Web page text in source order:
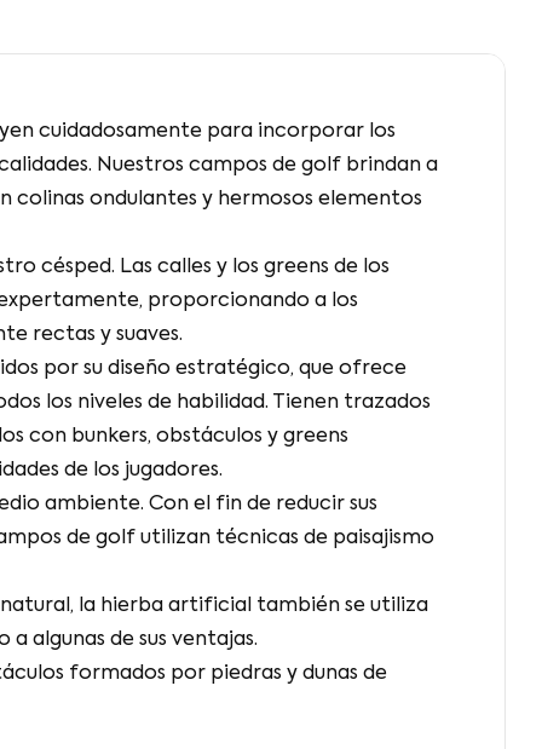
cuidadosamente para incorporar los
Nuestros campos de golf brindan a
colinas ondulantes y hermosos elementos
césped. Las calles y los greens de los
proporcionando a los
rectas y suaves.
por su diseño estratégico, que ofrece
los niveles de habilidad. Tienen trazados
con bunkers, obstáculos y greens
de los jugadores.
ambiente. Con el fin de reducir sus
de golf utilizan técnicas de paisajismo
la hierba artificial también se utiliza
algunas de sus ventajas.
formados por piedras y dunas de